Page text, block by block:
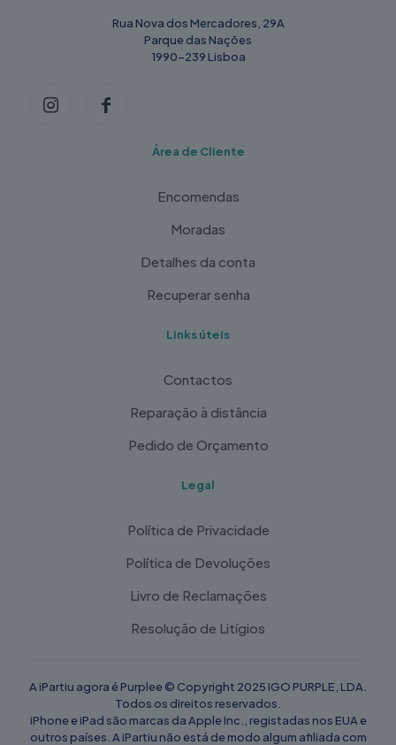
Rua Nova dos Mercadores, 29A
Parque das Nações
1990-239 Lisboa
Área de Cliente
Encomendas
Moradas
Detalhes da conta
Recuperar senha
Links úteis
Contactos
Reparação à distância
Pedido de Orçamento
Legal
Política de Privacidade
Política de Devoluções
Livro de Reclamações
Resolução de Litígios
A iPartiu agora é Purplee © Copyright 2025 IGO PURPLE, LDA.
Todos os direitos reservados.
iPhone e iPad são marcas da Apple Inc., registadas nos EUA e
outros países. A iPartiu não está de modo algum afiliada com